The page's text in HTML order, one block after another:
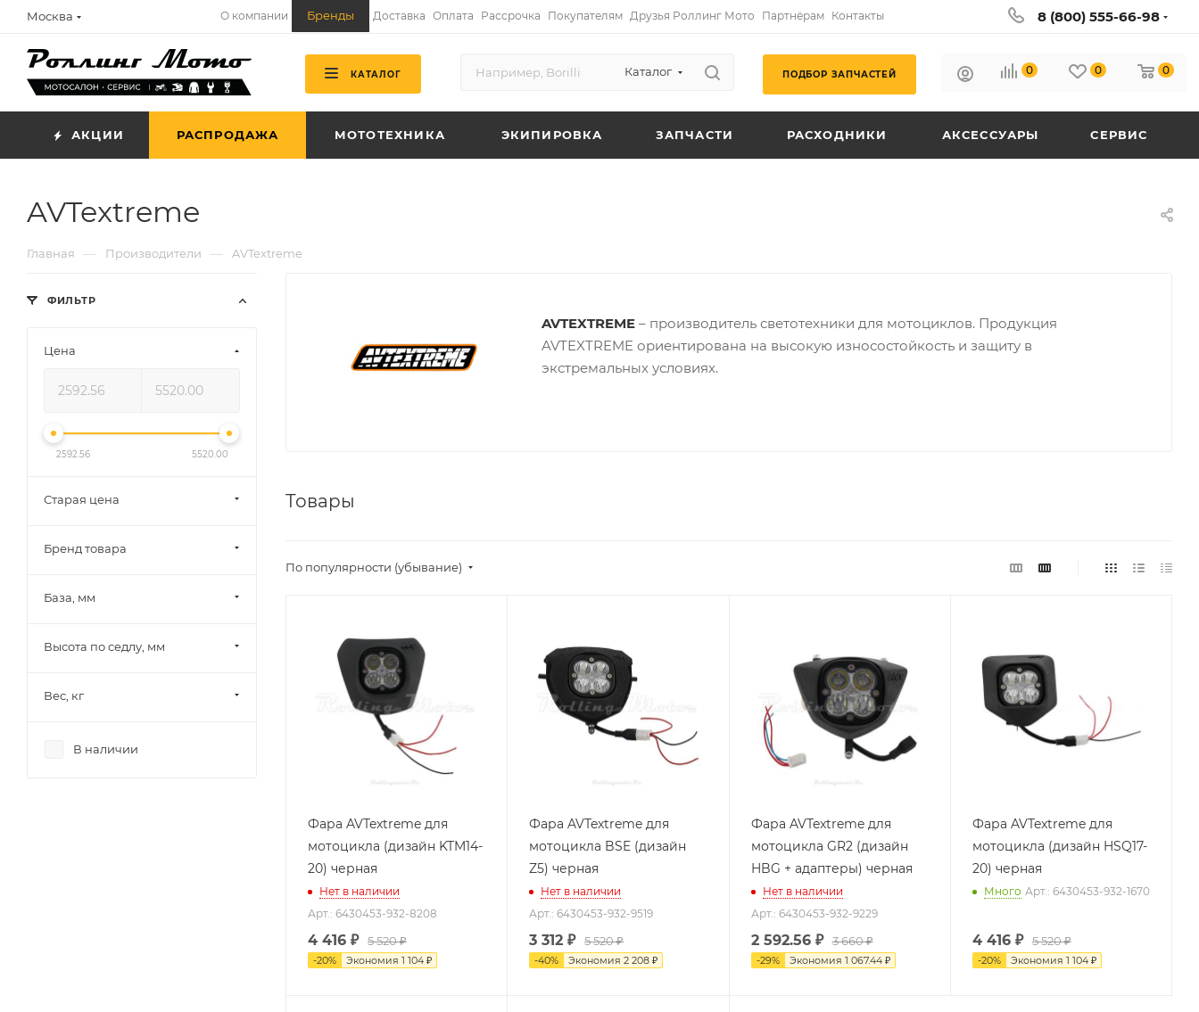
Москва О компании Бренды Доставка Оплата Рассрочка Покупателям Друзья Роллинг Мото Партнёрам Контакты 8 (800) 555-66-98
КАТАЛОГ Каталог ПОДБОР ЗАПЧАСТЕЙ 0 0 0
АКЦИИ РАСПРОДАЖА МОТОТЕХНИКА ЭКИПИРОВКА ЗАПЧАСТИ РАСХОДНИКИ АКСЕССУАРЫ СЕРВИС
AVTextreme
Главная — Производители — AVTextreme
AVTEXTREME – производитель светотехники для мотоциклов. Продукция
AVTEXTREME ориентирована на высокую износостойкость и защиту в
экстремальных условиях.
Товары
По популярности (убывание)
Фара AVTextreme для
мотоцикла (дизайн KTM14-
20) черная
Нет в наличии
Арт.: 6430453-932-8208
4 416 ₽ 5 520 ₽
-20% Экономия 1 104 ₽
Фара AVTextreme для
мотоцикла BSE (дизайн
Z5) черная
Нет в наличии
Арт.: 6430453-932-9519
3 312 ₽ 5 520 ₽
-40% Экономия2 208 ₽
Фара AVTextreme для
мотоцикла GR2 (дизайн
HBG + адаптеры) черная
Нет в наличии
Арт.: 6430453-932-9229
2 592.56₽ 3 660 ₽
-29% Экономия 1 067.44 ₽
Фара AVTextreme для
мотоцикла (дизайн HSQ17-
20) черная
Много Арт.: 6430453-932-1670
4 416₽ 5 520 ₽
-20% Экономия 1 104 ₽
ФИЛЬТР
Цена
2592.56 5520.00
Старая цена
Бренд товара
База, мм
Высота по седлу, мм
Вес, кг
В наличии